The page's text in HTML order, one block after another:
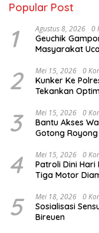
Popular Post
1 Agustus 8, 2026 0
Geuchik
Masyarakat
2 Mei 15, 2026 0
Kunker Ke
Tekankan
3 Mei 15, 2026 0
Bantu Akses
Gotong
4 Mei 15, 2026 0
Patroli Dini Hari
Tiga Motor
5 Mei 18, 2026 0
Sosialisasi
Bireuen